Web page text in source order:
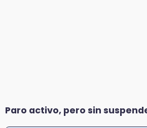
Paro activo, pero sin